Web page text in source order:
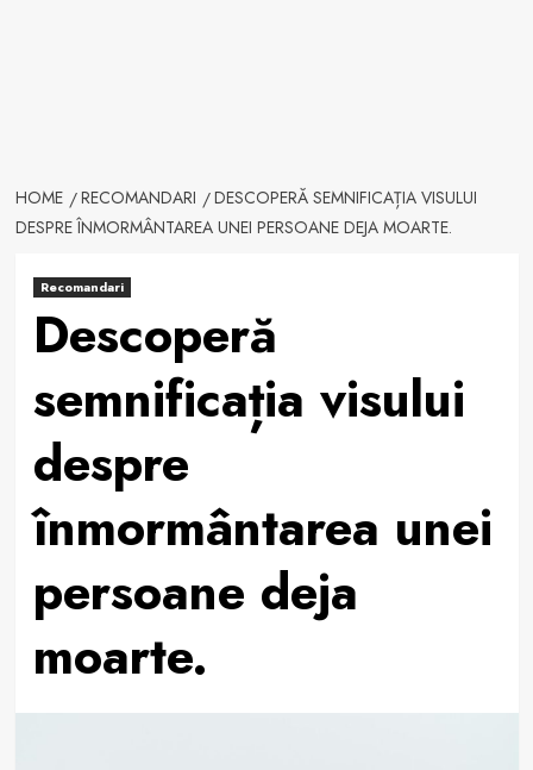
HOME RECOMANDARI
DESCOPERĂ SEMNIFICAȚIA VISULUI
DESPRE ÎNMORMÂNTAREA UNEI PERSOANE DEJA MOARTE.
Recomandari
Descoperă
semnificația visului
despre
înmormântarea unei
persoane deja
moarte.